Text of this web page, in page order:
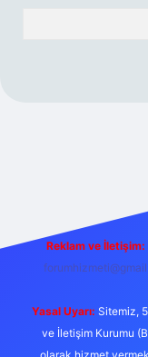
Reklam ve İletişim:
Yasal Uyarı: Sitemiz,
ve İletişim Kurumu